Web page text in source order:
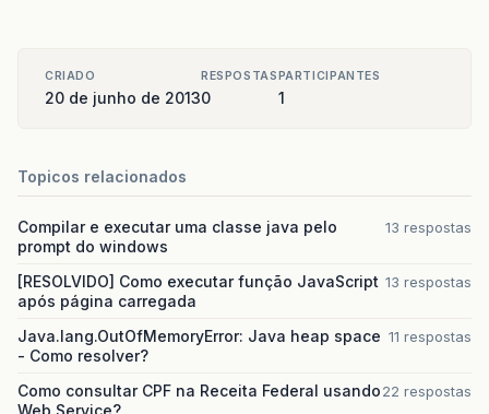
CRIADO
20 de junho de 2013
RESPOSTAS
0
PARTICIPANTES
1
Topicos relacionados
Compilar e executar uma classe java pelo
prompt do windows
13 respostas
[RESOLVIDO] Como executar função JavaScript
após página carregada
13 respostas
Java.lang.OutOfMemoryError: Java heap space
- Como resolver?
11 respostas
Como consultar CPF na Receita Federal usando
Web Service?
22 respostas